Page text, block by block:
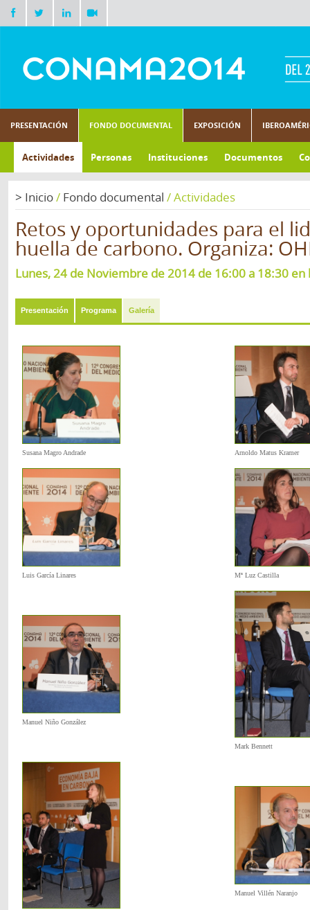
PRESENTACIÓN FONDO DOCUMENTAL EXPOSICIÓN
Actividades Personas Instituciones Documentos
> Inicio/ Fondo documental /Actividades
Retos y oportunidades para el
huella de carbono. Organiza:
Lunes, 24 de Noviembre de 2014 de 16:00 a 18:30 en
Presentación Programa Galería
Susana Magro Andrade Arnoldo Matus Kramer
Luis García Linares Mª Luz Castilla
Manuel Niño González
Mark Bennett
Manuel Villén Naranjo